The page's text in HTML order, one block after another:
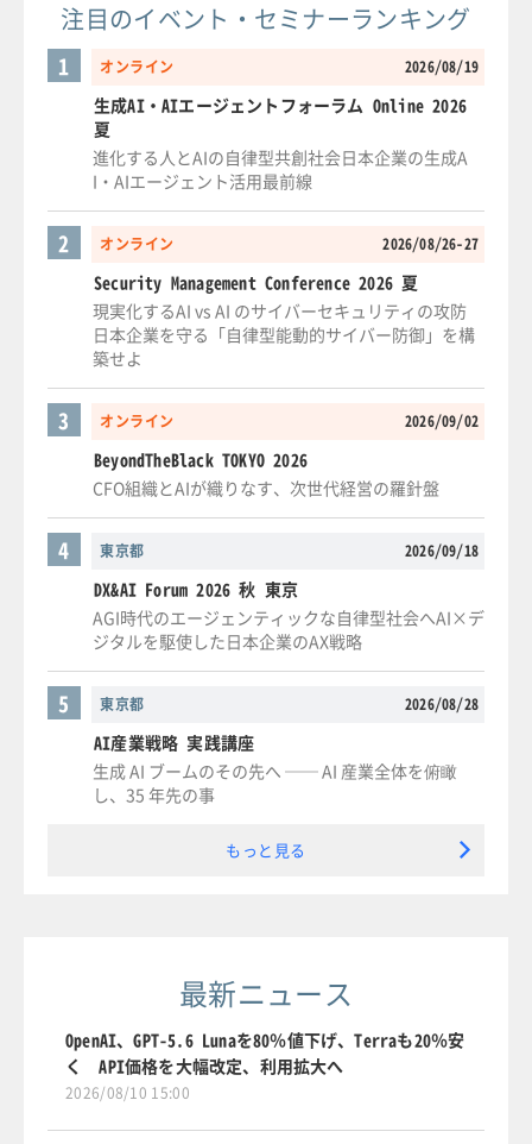
注目のイベント・セミナーランキング
オンライン 2026/08/19
1
生成AI・AIエージェントフォーラム Online 2026
夏
進化する人とAIの自律型共創社会日本企業の生成A
I・AIエージェント活用最前線
オンライン 2026/08/26-27
2
Security Management Conference 2026 夏
現実化するAI vs AI のサイバーセキュリティの攻防
日本企業を守る「自律型能動的サイバー防御」を構
築せよ
オンライン 2026/09/02
3
BeyondTheBlack TOKYO 2026
CFO組織とAIが織りなす、次世代経営の羅針盤
東京都 2026/09/18
4
DX&AI Forum 2026 秋 東京
AGI時代のエージェンティックな自律型社会へAI×デ
ジタルを駆使した日本企業のAX戦略
東京都 2026/08/28
5
AI産業戦略 実践講座
生成 AI ブームのその先へ ── AI 産業全体を俯瞰
し、35 年先の事
もっと見る
最新ニュース
OpenAI、GPT-5.6 Lunaを80％値下げ、Terraも20％安
く API価格を大幅改定、利用拡大へ
2026/08/10 15:00